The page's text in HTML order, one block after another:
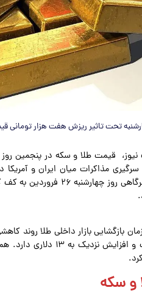
تحت تاثیر ریزش هفت هزار تومانی
نیوز، قیمت طلا و سکه در پنجمین
سرگیری مذاکرات میان ایران و
بازگشایی بازار داخلی طلا روند
۴۷۷۹ دلاری در حال
و سکه